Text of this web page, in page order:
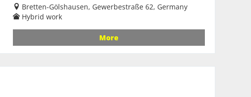
Bretten-Gölshausen, Gewerbestraße 62, Germany
Hybrid work
More